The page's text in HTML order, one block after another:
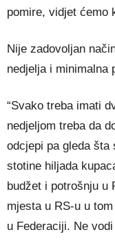
pomire, vidjet ćemo
Nije zadovoljan
nedjelja i minimalna
“Svako treba imati
nedjeljom treba da
odcjepi pa gleda
stotine hiljada
budžet i potrošnju u
mjesta u RS-u u
u Federaciji. Ne